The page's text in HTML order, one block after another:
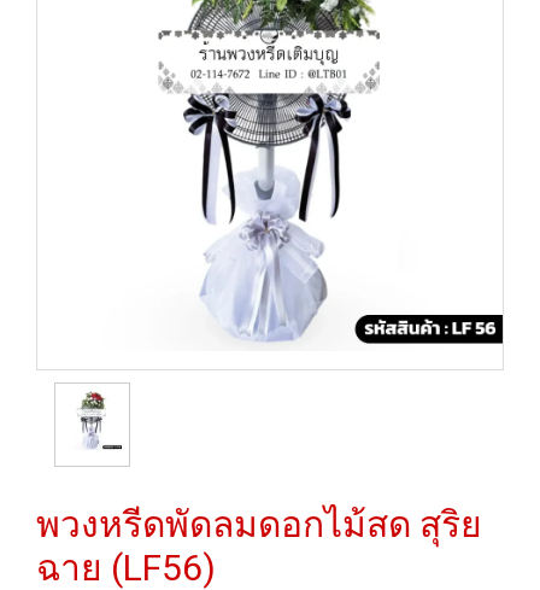
พวงหรีดพัดลมดอกไม้สด สุริย
ฉาย (LF56)